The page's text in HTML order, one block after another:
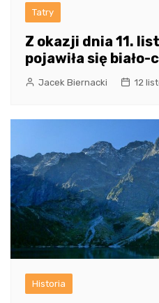
Tatry
Z okazji dnia 11.
pojawiła się
Jacek Biernacki 12
Historia